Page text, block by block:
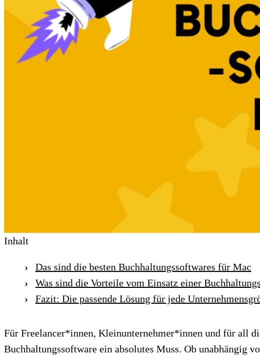
Inhalt
Das sind die besten Buchhaltungssoftwares für Mac
Was sind die Vorteile vom Einsatz einer
Fazit: Die passende Lösung für jede
Für Freelancer*innen, Kleinunternehmer*innen und für all
Buchhaltungssoftware ein absolutes Muss. Ob unabhängig